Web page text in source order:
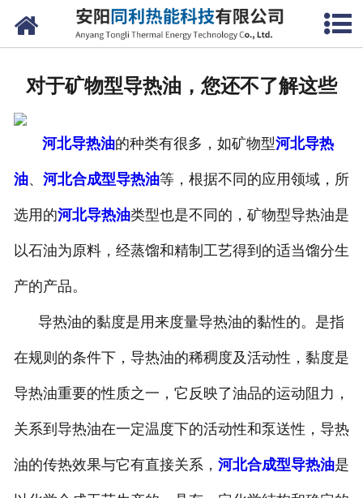
网站首页
新闻中心
联系我们
对于矿物型导热油，您还不了解这些
河北导热油的种类有很多，如矿物型河北导热
油、 河北合成型导热油等，根据不同的应用领域，所
选用的河北导热油类型也是不同的，矿物型导热油是
以石油为原料，经蒸馏和精制工艺得到的适当馏分生
产的产品。
导热油的黏度是用来度量导热油的黏性的。是指
在规则的条件下，导热油的稀稠度及活动性，黏度是
导热油重要的性质之一，它反映了油品的运动阻力，
关系到导热油在一定温度下的活动性和泵送性，导热
油的传热效果与它有直接关系， 河北合成型导热油是